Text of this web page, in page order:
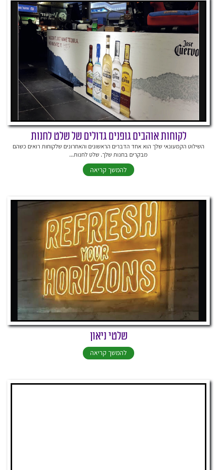
לקוחות אוהבים גופנים גדולים של שלט לחנות
השילוט הקמעונאי שלך הוא אחד הדברים הראשונים והאחרונים שלקוחות רואים כשהם
מבקרים בחנות שלך. שלט לחנות...
להמשך קריאה
שלטי ניאון
להמשך קריאה